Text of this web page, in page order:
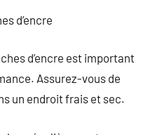
d’encre
d’encre est important
Assurez-vous de
un endroit frais et sec.